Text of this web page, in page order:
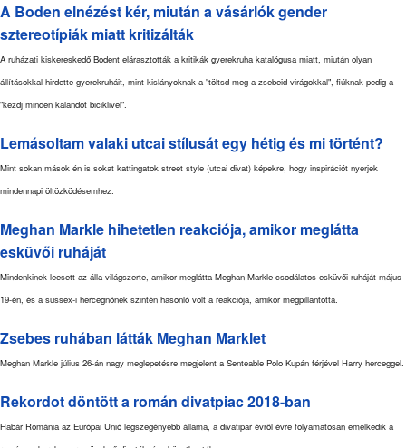
A Boden elnézést kér, miután a vásárlók gender
sztereotípiák miatt kritizálták
A ruházati kiskereskedő Bodent elárasztották a kritikák gyerekruha katalógusa miatt, miután olyan
állításokkal hirdette gyerekruháit, mint kislányoknak a "töltsd meg a zsebeid virágokkal", fiúknak pedig a
"kezdj minden kalandot biciklivel".
Lemásoltam valaki utcai stílusát egy hétig és mi történt?
Mint sokan mások én is sokat kattingatok street style (utcai divat) képekre, hogy inspirációt nyerjek
mindennapi öltözködésemhez.
Meghan Markle hihetetlen reakciója, amikor meglátta
esküvői ruháját
Mindenkinek leesett az álla világszerte, amikor meglátta Meghan Markle csodálatos esküvői ruháját május
19-én, és a sussex-i hercegnőnek szintén hasonló volt a reakciója, amikor megpillantotta.
Zsebes ruhában látták Meghan Marklet
Meghan Markle július 26-án nagy meglepetésre megjelent a Senteable Polo Kupán férjével Harry herceggel.
Rekordot döntött a román divatpiac 2018-ban
Habár Románia az Európai Unió legszegényebb állama, a divatipar évről évre folyamatosan emelkedik a